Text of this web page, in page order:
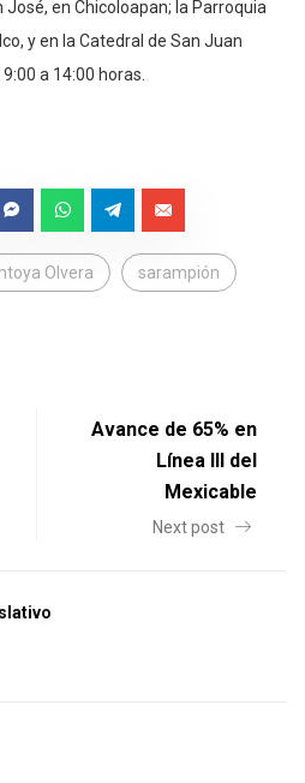
José, en Chicoloapan; la Parroquia
y en la Catedral de San Juan
a 14:00 horas.
Olvera sarampión
Avance de 65% en
Línea III del
Mexicable
Next post